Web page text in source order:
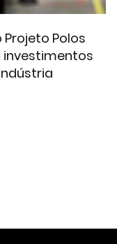
Projeto Polos
investimentos